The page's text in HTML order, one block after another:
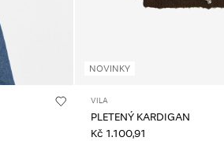
NOVINKY
VILA
PLETENÝ KARDIGAN
Kč 1.100,91